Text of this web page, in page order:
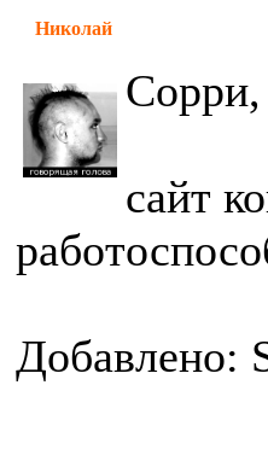
Николай
сайт
Добавлено: